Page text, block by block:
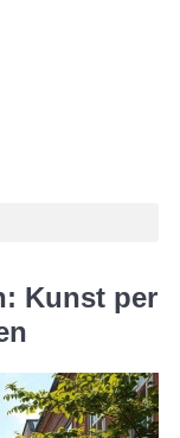
Kunst per